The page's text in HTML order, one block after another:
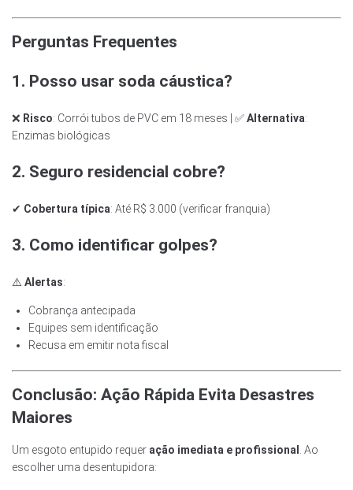
Perguntas Frequentes
1. Posso usar soda cáustica?
❌ Risco: Corrói tubos de PVC em 18 meses | ✅Alternativa:
Enzimas biológicas
2. Seguro residencial cobre?
✔ Cobertura típica: Até R$ 3.000 (verificar franquia)
3. Como identificar golpes?
⚠️ Alertas:
Cobrança antecipada
Equipes sem identificação
Recusa em emitir nota fiscal
Conclusão: Ação Rápida Evita Desastres
Maiores
Um esgoto entupido requer ação imediata e profissional . Ao
escolher uma desentupidora: